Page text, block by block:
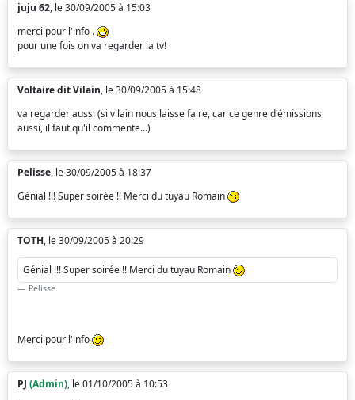
juju 62, le 30/09/2005 à 15:03
merci pour l'info .
pour une fois on va regarder la tv!
Voltaire dit Vilain, le 30/09/2005 à 15:48
va regarder aussi (si vilain nous laisse faire, car ce genre d'émissions
aussi, il faut qu'il commente...)
Pelisse, le 30/09/2005 à 18:37
Génial !!! Super soirée !! Merci du tuyau Romain
TOTH, le 30/09/2005 à 20:29
Génial !!! Super soirée !! Merci du tuyau Romain
Pelisse
Merci pour l'info
PJ (Admin), le 01/10/2005 à 10:53